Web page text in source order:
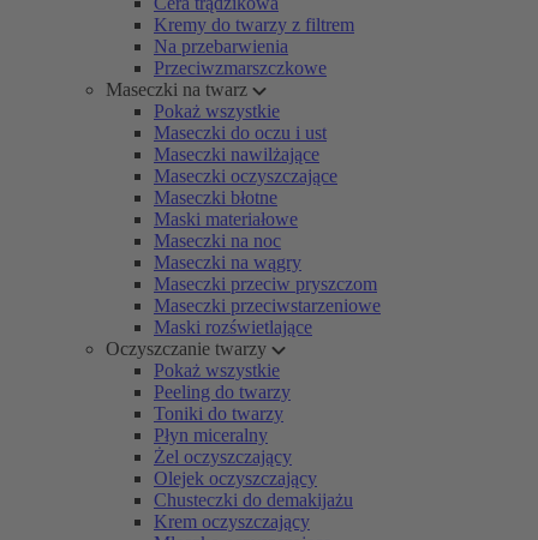
Kremy do twarzy z filtrem
Na przebarwienia
Przeciwzmarszczkowe
Maseczki na twarz
Pokaż wszystkie
Maseczki do oczu i ust
Maseczki nawilżające
Maseczki oczyszczające
Maseczki błotne
Maski materiałowe
Maseczki na noc
Maseczki na wągry
Maseczki przeciw pryszczom
Maseczki przeciwstarzeniowe
Maski rozświetlające
Oczyszczanie twarzy
Pokaż wszystkie
Peeling do twarzy
Toniki do twarzy
Płyn miceralny
Żel oczyszczający
Olejek oczyszczający
Chusteczki do demakijażu
Krem oczyszczający